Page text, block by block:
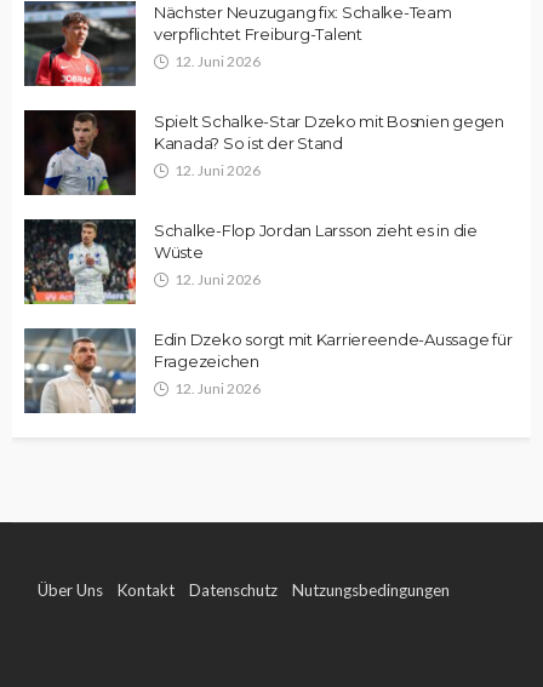
Nächster Neuzugang fix: Schalke-Team
verpflichtet Freiburg-Talent
12. Juni 2026
Spielt Schalke-Star Dzeko mit Bosnien gegen
Kanada? So ist der Stand
12. Juni 2026
Schalke-Flop Jordan Larsson zieht es in die
Wüste
12. Juni 2026
Edin Dzeko sorgt mit Karriereende-Aussage für
Fragezeichen
12. Juni 2026
Über Uns Kontakt Datenschutz Nutzungsbedingungen